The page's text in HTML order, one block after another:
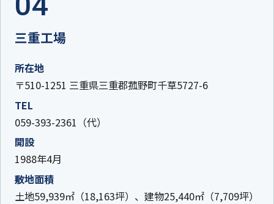
三重工場
所在地
〒510-1251 三重県三重郡菰野町千草5727-6
TEL
059-393-2361（代）
開設
1988年4月
敷地面積
土地59,939㎡（18,163坪）、建物25,440㎡（7,709坪）